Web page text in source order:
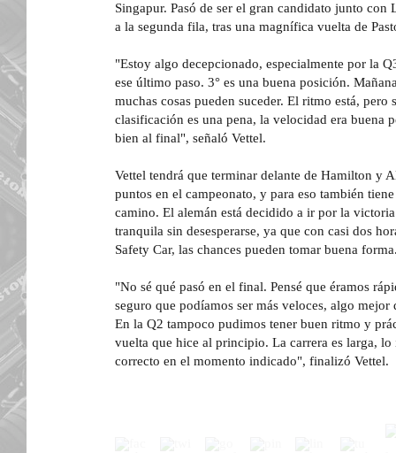
Singapur. Pasó de ser el gran candidato junto
a la segunda fila, tras una magnífica vuelta de
"Estoy algo decepcionado, especialmente por la
ese último paso. 3° es una buena posición.
muchas cosas pueden suceder. El ritmo está, pero
clasificación es una pena, la velocidad era buena
bien al final", señaló Vettel.
Vettel tendrá que terminar delante de Hamilton y
puntos en el campeonato, y para eso también
camino. El alemán está decidido a ir por la
tranquila sin desesperarse, ya que con casi dos
Safety Car, las chances pueden tomar buena
"No sé qué pasó en el final. Pensé que éramos
seguro que podíamos ser más veloces, algo
En la Q2 tampoco pudimos tener buen ritmo y
vuelta que hice al principio. La carrera es larga, lo
correcto en el momento indicado", finalizó Vettel.